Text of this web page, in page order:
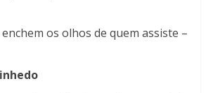
os olhos de quem assiste –